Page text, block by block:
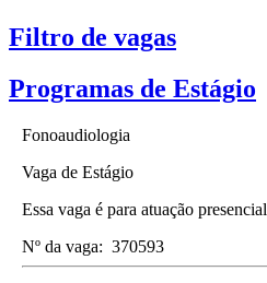
Filtro de vagas
Programas de Estágio
Fonoaudiologia
Vaga de Estágio
Essa vaga é para atuação presencial
Nº da vaga: 370593